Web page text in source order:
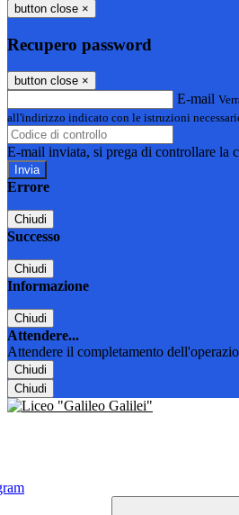
button close ×
Recupero password
button close ×
E-mail
all'indirizzo indicato con le istruzioni
E-mail inviata, si prega di controllare la
Errore
Chiudi
Successo
Chiudi
Informazione
Chiudi
Attendere...
Attendere il completamento
Chiudi
Chiudi